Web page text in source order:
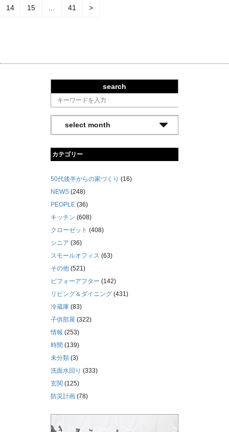
14 15 41 >
search
カテゴリー
50代後半からの家づくり (16)
NEWS (248)
PEOPLE (36)
キッチン (608)
クローゼット (408)
シニア (36)
スモールオフィス (63)
その他 (521)
ビフォーアフター (142)
リビング＆ダイニング (431)
冷蔵庫 (83)
子供部屋 (322)
情報 (253)
時間 (139)
未分類 (3)
洗面水回り (333)
玄関 (125)
防災計画 (78)